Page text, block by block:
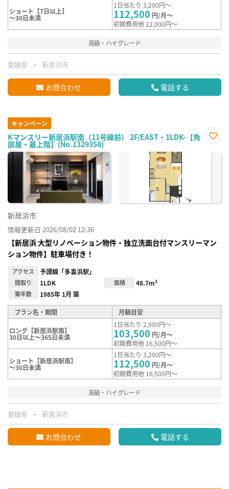
ショート【7日以上】
～30日未満
1日当たり 3,200円～
112,500 円/月～
初期費用他 22,000円～
高級・ハイグレード
愛媛県 新居浜市
お問合わせ 電話する
キャンペーン
Kマンスリー新居浜駅南（11号線前） 2F/EAST・1LDK-【角
部屋・最上階】(No.1329358)
に入
新居浜市
情報更新日 2026/08/02 12:36
【新居浜 大型リノベーション物件・独立洗面台付マンスリーマン
ション物件】駐車場付き！
アクセス 予讃線「多喜浜駅」
間取り 1LDK 面積 48.7m²
築年数 1985年 1月 築
プラン名・期間 月額目安
ロング【新居浜駅南】
30日以上～365日未満
1日当たり 2,900円～
103,500 円/月～
初期費用他 16,500円～
ショート【新居浜駅南】
～30日未満
1日当たり 3,200円～
112,500 円/月～
初期費用他 16,500円～
高級・ハイグレード
愛媛県 新居浜市
お問合わせ 電話する